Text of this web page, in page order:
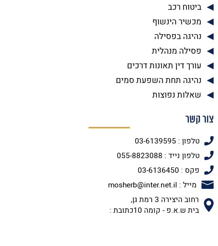
ביטוח רכב
מכשיר הינשוף
נהיגה בפסילה
פסילה מנהלית
עורך דין תאונות דרכים
נהיגה תחת השפעת סמים
שאלות נפוצות
צור קשר
טלפון : 03-6139595
טלפון נייד : 055-8823088
פקס : 03-6136450
מייל : mosherb@inter.net.il
רחוב היצירה 3 רמת גן,
בית ש.א.פ - קומה 10כתובת :